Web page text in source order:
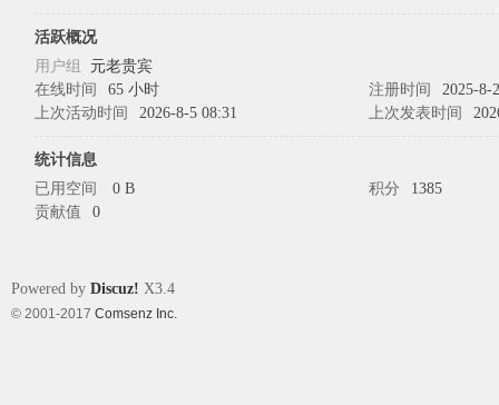
活跃概况
用户组 元老贵宾
在线时间
65 小时 注册时间
2025-8-
上次活动时间
2026-8-5 08:31 上次发表时间
统计信息
已用空间
0 B 积分
1385
贡献值
0
Powered by Discuz! X3.4
© 2001-2017 Comsenz Inc.